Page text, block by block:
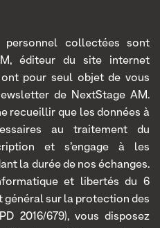
personnel collectées sont
éditeur du site internet
pour seul objet de vous
de NextStage AM.
recueillir que les données à
au traitement du
et s’engage à les
la durée de nos échanges.
et libertés du 6
général sur la protection des
2016/679), vous disposez